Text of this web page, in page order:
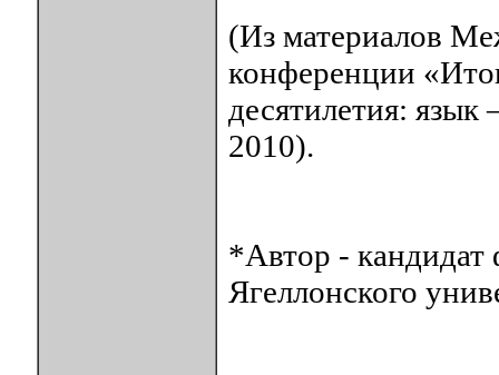
(Из материалов
конференции
десятилетия:
2010).
*Автор - кандидат
Ягеллонского